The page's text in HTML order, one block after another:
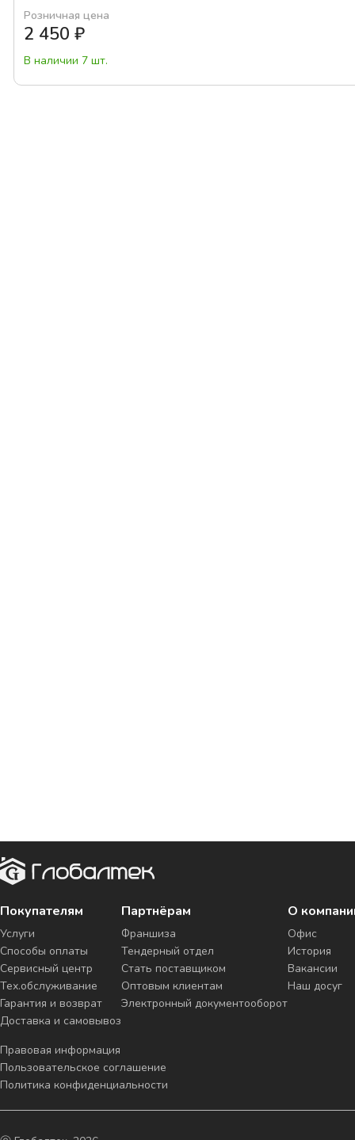
Розничная цена
2 450 ₽
В наличии 7 шт.
Покупателям
Услуги
Способы оплаты
Сервисный центр
Тех.обслуживание
Гарантия и возврат
Доставка и самовывоз
Партнёрам
Франшиза
Тендерный отдел
Стать поставщиком
Оптовым клиентам
Электронный документооборот
О
Офис
История
Вакансии
Наш досуг
Правовая информация
Пользовательское соглашение
Политика конфиденциальности